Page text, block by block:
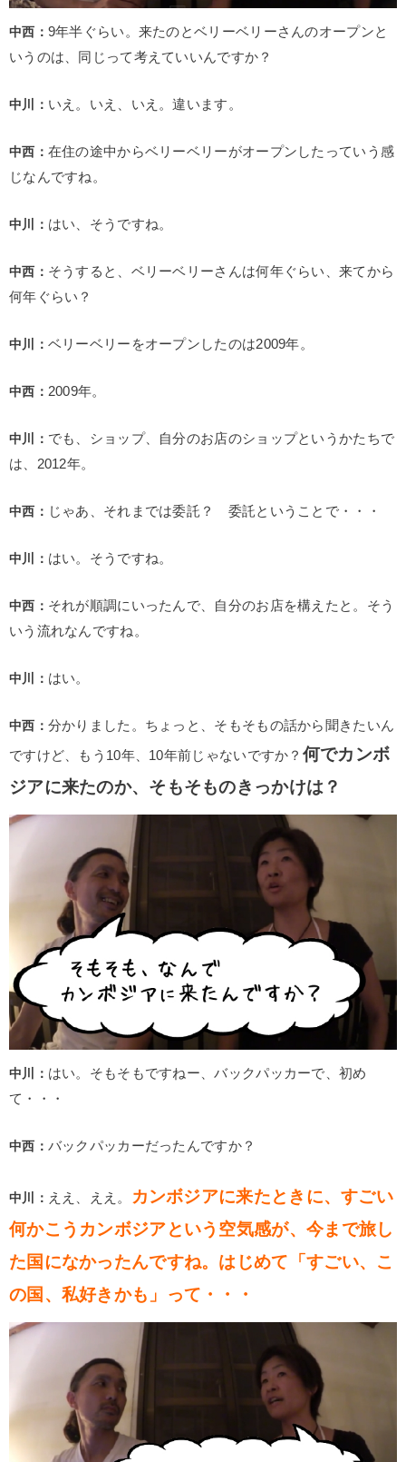
中西： 9年半ぐらい。来たのとベリーベリーさんのオープンと
いうのは、同じって考えていいんですか？
中川： いえ。いえ、いえ。違います。
中西： 在住の途中からベリーベリーがオープンしたっていう感
じなんですね。
中川： はい、そうですね。
中西： そうすると、ベリーベリーさんは何年ぐらい、来てから
何年ぐらい？
中川： ベリーベリーをオープンしたのは2009年。
中西： 2009年。
中川： でも、ショップ、自分のお店のショップというかたちで
は、2012年。
中西： じゃあ、それまでは委託？ 委託ということで・・・
中川： はい。そうですね。
中西： それが順調にいったんで、自分のお店を構えたと。そう
いう流れなんですね。
中川： はい。
中西： 分かりました。ちょっと、そもそもの話から聞きたいん
ですけど、もう10年、10年前じゃないですか？ 何でカンボ
ジアに来たのか、そもそものきっかけは？
中川： はい。そもそもですねー、バックパッカーで、初め
て・・・
中西： バックパッカーだったんですか？
中川： ええ、ええ。
カンボジアに来たときに、すごい
何かこうカンボジアという空気感が、今まで旅し
た国になかったんですね。はじめて「すごい、こ
の国、私好きかも」って・・・